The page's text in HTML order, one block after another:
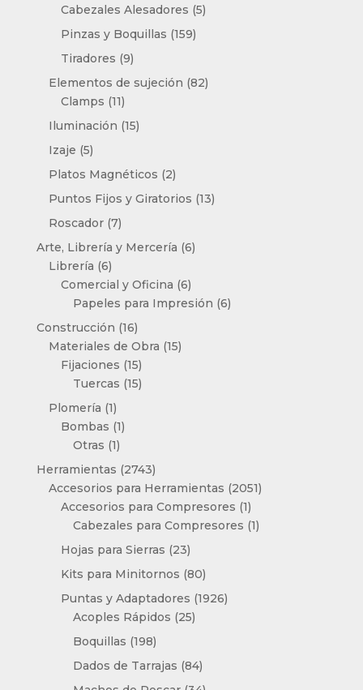
productos
Cabezales Alesadores 55
Pinzas y Boquillas 159159
Tiradores 99
productos
Elementos de sujeción 8282
Clamps 1111
productos
Iluminación 1515
Izaje 55
productos
Platos Magnéticos 22
productos
Puntos Fijos y Giratorios 1313
Roscador 77
productos
Arte, Librería y Mercería 66
Librería 66
productos
Comercial y Oficina 66
productos
Papeles para Impresión 66
Construcción 1616
productos
Materiales de Obra 1515
Fijaciones 1515
productos
Tuercas 1515
Plomería 11
producto
Bombas 11
Otras 11
producto
Herramientas 27432743
productos
Accesorios para Herramientas 20512051
Accesorios para Compresores 11
producto
Cabezales para Compresores 11
Hojas para Sierras 2323
productos
Kits para Minitornos 8080
productos
Puntas y Adaptadores 19261926
Acoples Rápidos 2525
Boquillas 198198
productos
Dados de Tarrajas 8484
productos